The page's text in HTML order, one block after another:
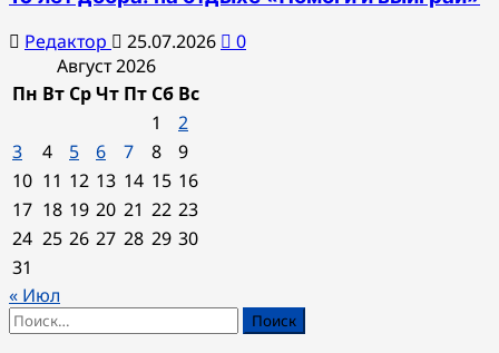
Редактор 25.07.2026
0
Август 2026
Пн Вт СрЧт Пт Сб Вс
1
2
3
4 5 6 7 8
9
10 11 12 13 14 15 16
17 18 19 20 21 22 23
24 25 26 27 28 29 30
31
« Июл
Найти: